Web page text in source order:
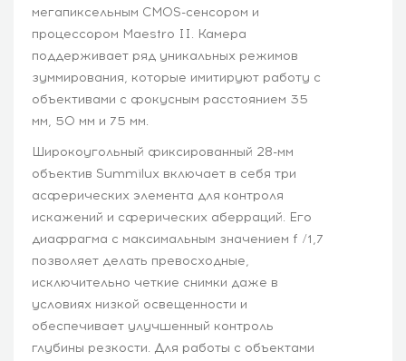
мегапиксельным CMOS-сенсором и
процессором Maestro II. Камера
поддерживает ряд уникальных режимов
зуммирования, которые имитируют работу с
объективами с фокусным расстоянием 35
мм, 50 мм и 75 мм.
Широкоугольный фиксированный 28-мм
объектив Summilux включает в себя три
асферических элемента для контроля
искажений и сферических аберраций. Его
диафрагма с максимальным значением f /1,7
позволяет делать превосходные,
исключительно четкие снимки даже в
условиях низкой освещенности и
обеспечивает улучшенный контроль
глубины резкости. Для работы с объектами